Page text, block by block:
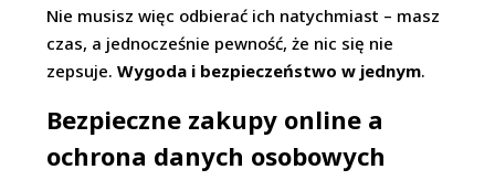
Nie musisz więc odbierać ich natychmiast – masz
czas, a jednocześnie pewność, że nic się nie
zepsuje.Wygoda i bezpieczeństwo w jednym.
Bezpieczne zakupy online a
ochrona danych osobowych